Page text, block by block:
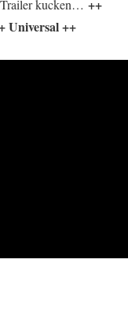
Trailer kucken… ++
Universal ++